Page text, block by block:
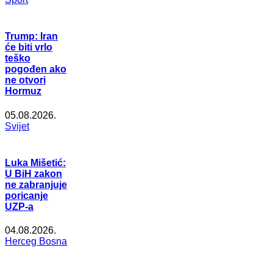
Trump: Iran
će biti vrlo
teško
pogođen ako
ne otvori
Hormuz
05.08.2026.
Svijet
Luka Mišetić:
U BiH zakon
ne zabranjuje
poricanje
UZP-a
04.08.2026.
Herceg Bosna